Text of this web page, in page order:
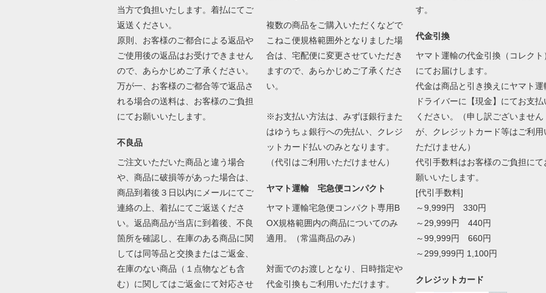
当方で負担いたします。着払にてご
返送ください。
原則、お客様のご都合による返品や
ご使用後の返品はお受けできません
ので、あらかじめご了承ください。
万が一、お客様のご都合等で返品さ
れる場合の送料は、お客様のご負担
にてお願いいたします。
不良品
ご注文いただいた商品と違う場合
や、商品に破損等があった場合は、
商品到着後３日以内にメールにてご
連絡の上、着払にてご返送くださ
い。返品商品が当店に到着後、不良
箇所を確認し、在庫のある商品に関
しては同等品と交換またはご返金、
在庫のない商品（１点物なども含
む）に関してはご返金にて対応させ
複数の商品をご購入いただくなどで
こねこ便規格範囲外となりました場
合は、宅配便に変更させていただき
ますので、あらかじめご了承くださ
い。
※お支払い方法は、みずほ銀行また
はゆうちょ銀行への先払い、クレジ
ットカード払いのみとなります。
（代引はご利用いただけません）
ヤマト運輸 宅急便コンパクト
ヤマト運輸宅急便コンパクト専用B
OX規格範囲内の商品についてのみ
適用。（常温商品のみ）
対面でのお渡しとなり、日時指定や
代金引換もご利用いただけます。
す。
代金引換
ヤマト運輸の代金引換（コレクト
にてお届けします。
代金は商品と引き換えにヤマト運
ドライバーに【現金】にてお支払
ください。（申し訳ございません
が、クレジットカード等はご利用
ただけません）
代引手数料はお客様のご負担にて
願いいたします。
[代引手数料]
～9,999円 330円
～29,999円 440円
～99,999円 660円
～299,999円 1,100円
クレジットカード